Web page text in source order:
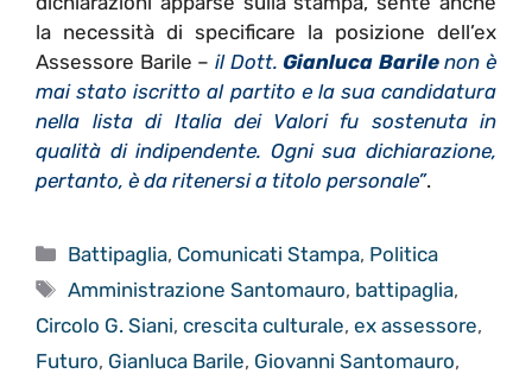
la necessità di specificare la posizione dell’ex
Assessore Barile – il Dott.Gianluca Barilenon è
mai stato iscritto al partito e la sua candidatura
nella lista di Italia dei Valori fu sostenuta in
qualità di indipendente. Ogni sua dichiarazione,
pertanto, è da ritenersi a titolo personale”.
Categorie
Battipaglia, Comunicati Stampa, Politica
Tag
Amministrazione Santomauro, battipaglia,
Circolo G. Siani, crescita culturale, ex assessore,
Futuro, Gianluca Barile, Giovanni Santomauro,